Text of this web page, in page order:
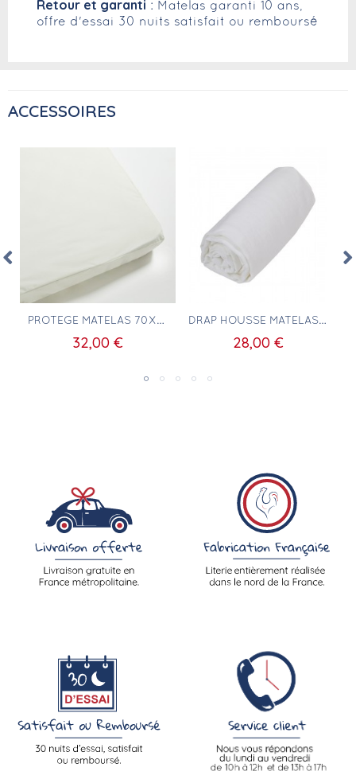
Retour et garanti : Matelas garanti 10 ans,
offre d'essai 30 nuits satisfait ou remboursé
ACCESSOIRES
Aperçu rapide PROTÈGE MATELAS 70X160
32,00 €
Aperçu rapide DRAP HOUSSE MATELAS 70X160 100% COTON BLANC
28,00 €